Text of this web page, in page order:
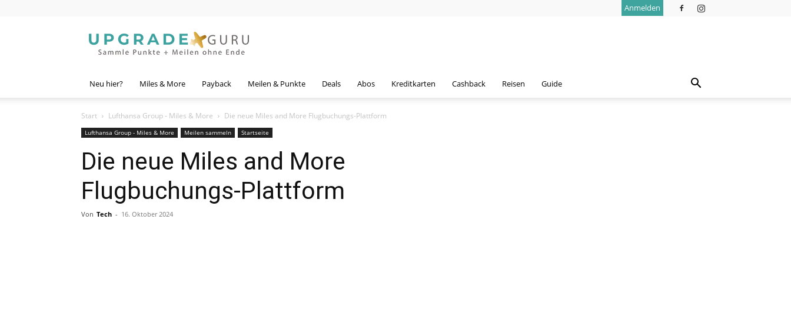
Anmelden
Guru
Neu hier? Miles & More Payback Meilen & Punkte Deals Abos Kreditkarten Cashback Reisen Guide
Start Lufthansa Group - Miles & More Die neue Miles and More Flugbuchungs-Plattform
Lufthansa Group - Miles & More Meilen sammeln Startseite
Die neue Miles and More
Flugbuchungs-Plattform
Von Tech - 16. Oktober 2024